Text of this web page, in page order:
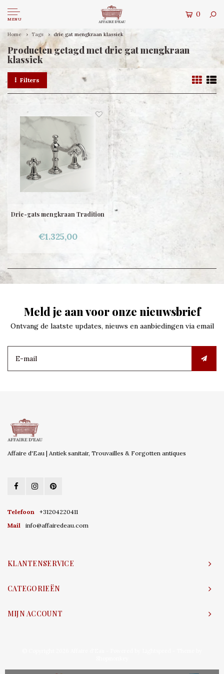
MENU
0
Home Tags drie gat mengkraan klassiek
Producten getagd met drie gat mengkraan
klassiek
Filters
Drie-gats mengkraan Tradition
€1.325,00
Meld je aan voor onze nieuwsbrief
Ontvang de laatste updates, nieuws en aanbiedingen via email
Affaire d'Eau | Antiek sanitair, Trouvailles & Forgotten antiques
Telefoon
+31204220411
Mail
info@affairedeau.com
KLANTENSERVICE
CATEGORIEËN
MIJN ACCOUNT